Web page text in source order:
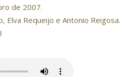
de 2007.
Elva Requeijo e Antonio Reigosa.